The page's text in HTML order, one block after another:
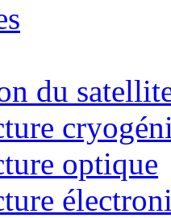
du
optique